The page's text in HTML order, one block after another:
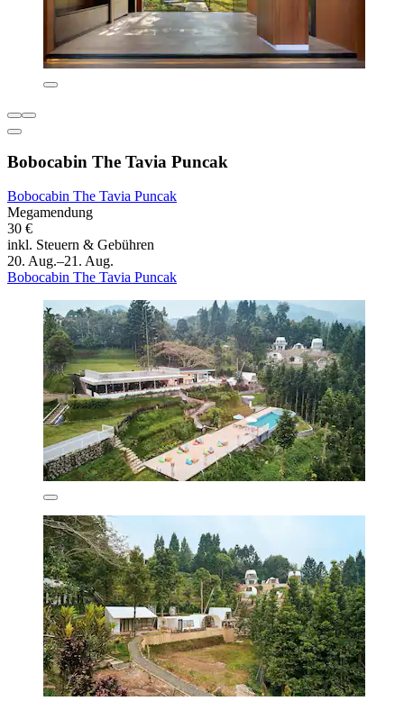
Bobocabin The Tavia Puncak
Bobocabin The Tavia Puncak
Megamendung
30 €
inkl. Steuern & Gebühren
20. Aug.–21. Aug.
Bobocabin The Tavia Puncak